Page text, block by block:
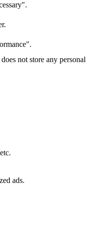
not store any personal
ads.